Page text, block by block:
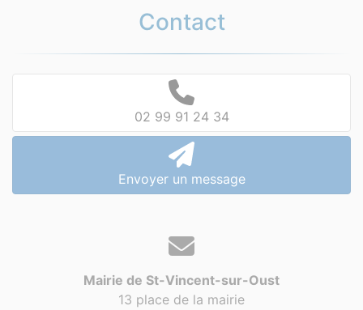
Contact
02 99 91 24 34
Envoyer un message
Mairie de St-Vincent-sur-Oust
13 place de la mairie